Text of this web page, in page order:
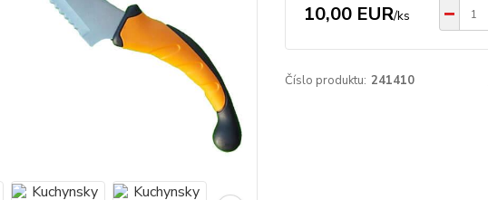
10,00 EUR/ks
Číslo produktu: 241410